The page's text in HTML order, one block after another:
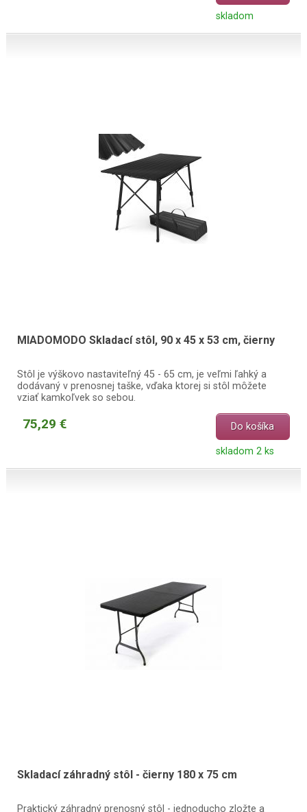
skladom
MIADOMODO Skladací stôl, 90 x 45 x 53 cm, čierny
Stôl je výškovo nastaviteľný 45 - 65 cm, je veľmi ľahký a
dodávaný v prenosnej taške, vďaka ktorej si stôl môžete
vziať kamkoľvek so sebou.
75,29 € Do košíka
skladom 2 ks
Skladací záhradný stôl - čierny 180 x 75 cm
Praktický záhradný prenosný stôl - jednoducho zložte a